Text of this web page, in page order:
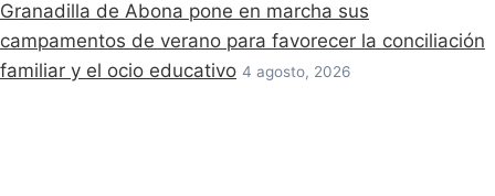
Granadilla de Abona pone en marcha sus
campamentos de verano para favorecer la conciliación
familiar y el ocio educativo 4 agosto, 2026